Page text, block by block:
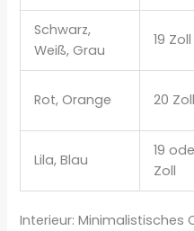
Schwarz,
Weiß, Grau
19 Zoll
Rot, Orange 20 Zoll
Lila, Blau
19
Zoll
Interieur: